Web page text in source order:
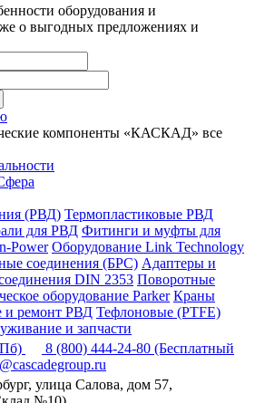
оборудования и
о выгодных предложениях и
компоненты «КАСКАД» все
(РВД) Термопластиковые РВД
для РВД Фитинги и муфты для
Power Оборудование Link Technology
соединения (БРС) Адаптеры и
DIN 2353 Поворотные
оборудование Parker Краны
и ремонт РВД Тефлоновые (PTFE)
и запчасти
8 (800) 444-24-80 (Бесплатный
улица Салова, дом 57,